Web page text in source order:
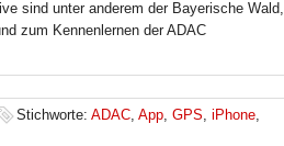
sind unter anderem der Bayerische Wald,
zum Kennenlernen der ADAC
Stichworte: ADAC, App, GPS, iPhone,